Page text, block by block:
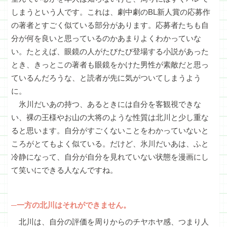
しまうという人です。これは、劇中劇のBL新人賞の応募作
の著者とすごく似ている部分があります。応募者たちも自
分が何を良いと思っているのかあまりよくわかっていな
い。たとえば、眼鏡の人がたびたび登場する小説があった
とき、きっとこの著者も眼鏡をかけた男性が素敵だと思っ
ているんだろうな、と読者が先に気がついてしまうよう
に。
氷川だいあの持つ、あるときには自分を客観視できな
い、裸の王様やお山の大将のような性質は北川と少し重な
ると思います。自分がすごくないことをわかっていないと
ころがとてもよく似ている。だけど、氷川だいあは、ふと
冷静になって、自分が自分を見れていない状態を漫画にし
て笑いにできる人なんですね。
─一方の北川はそれができません。
北川は、自分の評価を周りからのチヤホヤ感、つまり人